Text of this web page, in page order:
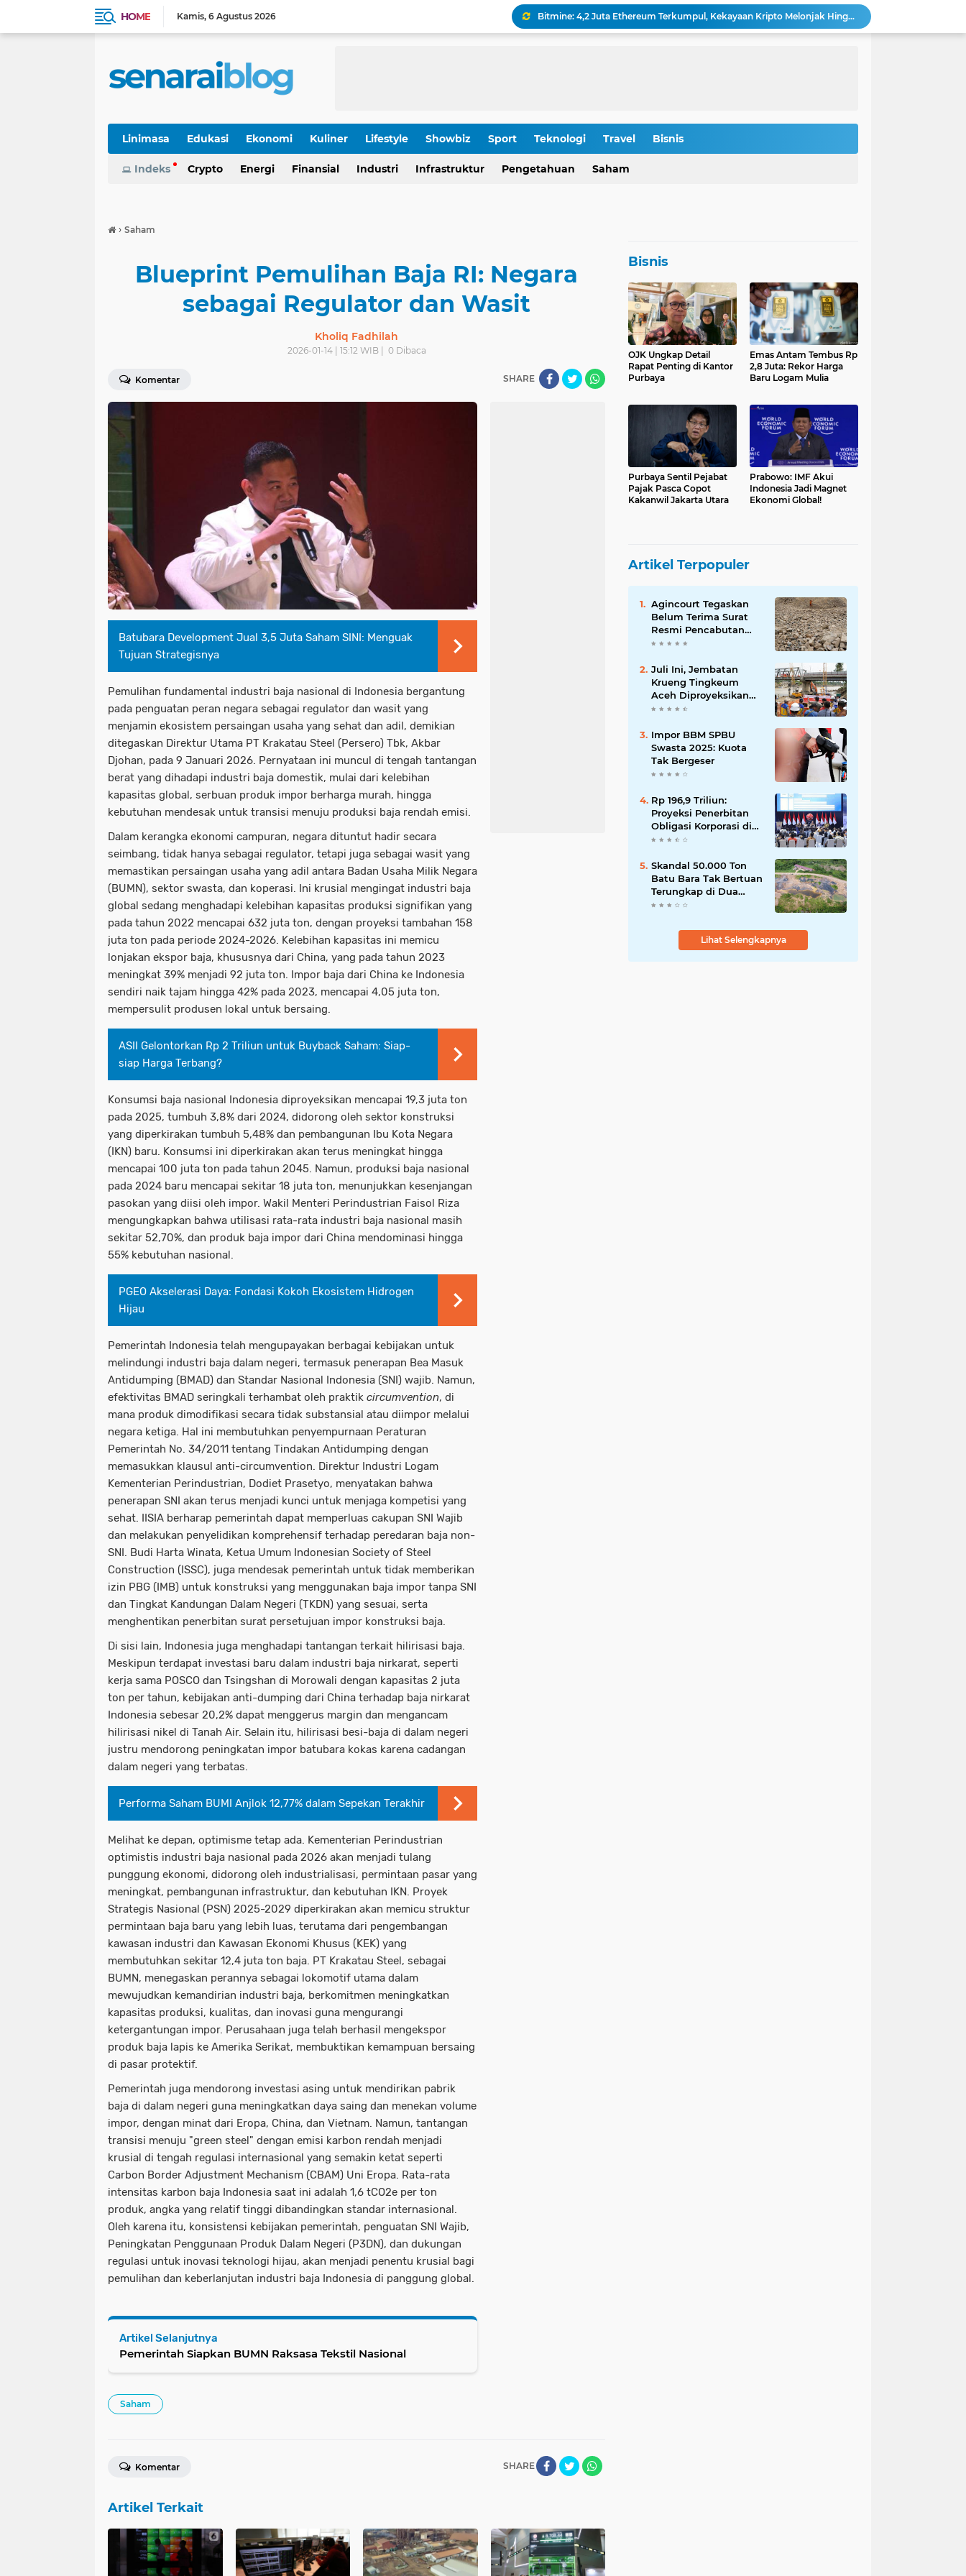
HOME Kamis 6 Agustus 2026 Bitmine: 4,2 Juta Ethereum Terkumpul, Kekayaan Kripto Melonjak Hingga $14,5 Miliar
Keamanan Produksi Blok Rokan Diperketat Pasca Insiden Pipa Gas
Stafsus Gibran-Basuki di IKN Percepat Migrasi ASN Kantor Wapres ke Nusantara
OJK Ungkap Detail Rapat Penting di Kantor Purbaya
Linimasa Edukasi Ekonomi Kuliner Lifestyle Showbiz Sport Teknologi Travel Bisnis
Indeks Crypto Energi Finansial Industri Infrastruktur Pengetahuan Saham
› Saham
Blueprint Pemulihan Baja RI: Negara
sebagai Regulator dan Wasit
Kholiq Fadhilah
2026-01-14 | 15:12 WIB | 0Dibaca
Komentar SHARE
Batubara Development Jual 3,5 Juta Saham SINI: Menguak
Tujuan Strategisnya
Pemulihan fundamental industri baja nasional di Indonesia bergantung
pada penguatan peran negara sebagai regulator dan wasit yang
menjamin ekosistem persaingan usaha yang sehat dan adil, demikian
ditegaskan Direktur Utama PT Krakatau Steel (Persero) Tbk, Akbar
Djohan, pada 9 Januari 2026. Pernyataan ini muncul di tengah tantangan
berat yang dihadapi industri baja domestik, mulai dari kelebihan
kapasitas global, serbuan produk impor berharga murah, hingga
kebutuhan mendesak untuk transisi menuju produksi baja rendah emisi.
Dalam kerangka ekonomi campuran, negara dituntut hadir secara
seimbang, tidak hanya sebagai regulator, tetapi juga sebagai wasit yang
memastikan persaingan usaha yang adil antara Badan Usaha Milik Negara
(BUMN), sektor swasta, dan koperasi. Ini krusial mengingat industri baja
global sedang menghadapi kelebihan kapasitas produksi signifikan yang
pada tahun 2022 mencapai 632 juta ton, dengan proyeksi tambahan 158
juta ton pada periode 2024-2026. Kelebihan kapasitas ini memicu
lonjakan ekspor baja, khususnya dari China, yang pada tahun 2023
meningkat 39% menjadi 92 juta ton. Impor baja dari China ke Indonesia
sendiri naik tajam hingga 42% pada 2023, mencapai 4,05 juta ton,
mempersulit produsen lokal untuk bersaing.
ASII Gelontorkan Rp 2 Triliun untuk Buyback Saham: Siap-
siap Harga Terbang?
Konsumsi baja nasional Indonesia diproyeksikan mencapai 19,3 juta ton
pada 2025, tumbuh 3,8% dari 2024, didorong oleh sektor konstruksi
yang diperkirakan tumbuh 5,48% dan pembangunan Ibu Kota Negara
(IKN) baru. Konsumsi ini diperkirakan akan terus meningkat hingga
mencapai 100 juta ton pada tahun 2045. Namun, produksi baja nasional
pada 2024 baru mencapai sekitar 18 juta ton, menunjukkan kesenjangan
pasokan yang diisi oleh impor. Wakil Menteri Perindustrian Faisol Riza
mengungkapkan bahwa utilisasi rata-rata industri baja nasional masih
sekitar 52,70%, dan produk baja impor dari China mendominasi hingga
55% kebutuhan nasional.
PGEO Akselerasi Daya: Fondasi Kokoh Ekosistem Hidrogen
Hijau
Pemerintah Indonesia telah mengupayakan berbagai kebijakan untuk
melindungi industri baja dalam negeri, termasuk penerapan Bea Masuk
Antidumping (BMAD) dan Standar Nasional Indonesia (SNI) wajib. Namun,
efektivitas BMAD seringkali terhambat oleh praktik circumvention, di
mana produk dimodifikasi secara tidak substansial atau diimpor melalui
negara ketiga. Hal ini membutuhkan penyempurnaan Peraturan
Pemerintah No. 34/2011 tentang Tindakan Antidumping dengan
memasukkan klausul anti-circumvention. Direktur Industri Logam
Kementerian Perindustrian, Dodiet Prasetyo, menyatakan bahwa
penerapan SNI akan terus menjadi kunci untuk menjaga kompetisi yang
sehat. IISIA berharap pemerintah dapat memperluas cakupan SNI Wajib
dan melakukan penyelidikan komprehensif terhadap peredaran baja non-
SNI. Budi Harta Winata, Ketua Umum Indonesian Society of Steel
Construction (ISSC), juga mendesak pemerintah untuk tidak memberikan
izin PBG (IMB) untuk konstruksi yang menggunakan baja impor tanpa SNI
dan Tingkat Kandungan Dalam Negeri (TKDN) yang sesuai, serta
menghentikan penerbitan surat persetujuan impor konstruksi baja.
Di sisi lain, Indonesia juga menghadapi tantangan terkait hilirisasi baja.
Meskipun terdapat investasi baru dalam industri baja nirkarat, seperti
kerja sama POSCO dan Tsingshan di Morowali dengan kapasitas 2 juta
ton per tahun, kebijakan anti-dumping dari China terhadap baja nirkarat
Indonesia sebesar 20,2% dapat menggerus margin dan mengancam
hilirisasi nikel di Tanah Air. Selain itu, hilirisasi besi-baja di dalam negeri
justru mendorong peningkatan impor batubara kokas karena cadangan
dalam negeri yang terbatas.
Performa Saham BUMI Anjlok 12,77% dalam Sepekan Terakhir
Melihat ke depan, optimisme tetap ada. Kementerian Perindustrian
optimistis industri baja nasional pada 2026 akan menjadi tulang
punggung ekonomi, didorong oleh industrialisasi, permintaan pasar yang
meningkat, pembangunan infrastruktur, dan kebutuhan IKN. Proyek
Strategis Nasional (PSN) 2025-2029 diperkirakan akan memicu struktur
permintaan baja baru yang lebih luas, terutama dari pengembangan
kawasan industri dan Kawasan Ekonomi Khusus (KEK) yang
membutuhkan sekitar 12,4 juta ton baja. PT Krakatau Steel, sebagai
BUMN, menegaskan perannya sebagai lokomotif utama dalam
mewujudkan kemandirian industri baja, berkomitmen meningkatkan
kapasitas produksi, kualitas, dan inovasi guna mengurangi
ketergantungan impor. Perusahaan juga telah berhasil mengekspor
produk baja lapis ke Amerika Serikat, membuktikan kemampuan bersaing
di pasar protektif.
Pemerintah juga mendorong investasi asing untuk mendirikan pabrik
baja di dalam negeri guna meningkatkan daya saing dan menekan volume
impor, dengan minat dari Eropa, China, dan Vietnam. Namun, tantangan
transisi menuju "green steel" dengan emisi karbon rendah menjadi
krusial di tengah regulasi internasional yang semakin ketat seperti
Carbon Border Adjustment Mechanism (CBAM) Uni Eropa. Rata-rata
intensitas karbon baja Indonesia saat ini adalah 1,6 tCO2e per ton
produk, angka yang relatif tinggi dibandingkan standar internasional.
Oleh karena itu, konsistensi kebijakan pemerintah, penguatan SNI Wajib,
Peningkatan Penggunaan Produk Dalam Negeri (P3DN), dan dukungan
regulasi untuk inovasi teknologi hijau, akan menjadi penentu krusial bagi
pemulihan dan keberlanjutan industri baja Indonesia di panggung global.
Artikel Selanjutnya
Pemerintah Siapkan BUMN Raksasa Tekstil Nasional
Saham
SHARE
Komentar
Artikel Terkait
Bisnis
OJK Ungkap Detail
Rapat Penting di Kantor
Purbaya
Emas Antam Tembus Rp
2,8 Juta: Rekor Harga
Baru Logam Mulia
Purbaya Sentil Pejabat
Pajak Pasca Copot
Kakanwil Jakarta Utara
Prabowo: IMF Akui
Indonesia Jadi Magnet
Ekonomi Global!
Artikel Terpopuler
Agincourt Tegaskan
Belum Terima Surat
Resmi Pencabutan
Izin Tambang Emas
Juli Ini, Jembatan
Krueng Tingkeum
Aceh Diproyeksikan
Tuntas
Impor BBM SPBU
Swasta 2025: Kuota
Tak Bergeser
Rp 196,9 Triliun:
Proyeksi Penerbitan
Obligasi Korporasi di
Tahun 2026
Skandal 50.000 Ton
Batu Bara Tak Bertuan
Terungkap di Dua
Kecamatan
Lihat Selengkapnya